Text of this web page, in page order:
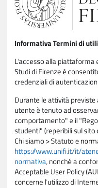
Informativa Termini di
L'accesso alla
Studi di Firenze è
credenziali di
Durante le attività
utente è tenuto ad
comportamento" e il
studenti" (reperibili sul sito
Chi siamo > Statuto e
https://www.unifi.it/it/
normativa, nonché a
Acceptable User Policy
concerne l'utilizzo di